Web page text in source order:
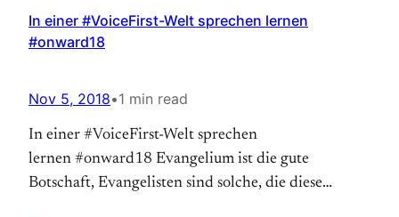
In einer #VoiceFirst-Welt sprechen lernen
#onward18
Nov 5, 2018•1 min read
In einer #VoiceFirst-Welt sprechen
lernen #onward18 Evangelium ist die gute
Botschaft, Evangelisten sind solche, die diese